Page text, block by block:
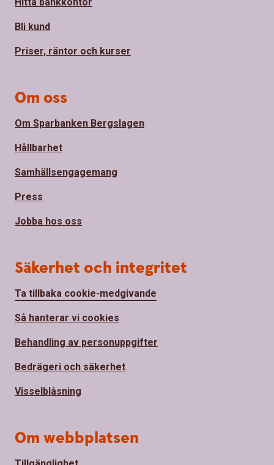
Bli kund
Priser, räntor och kurser
Om oss
Om Sparbanken Bergslagen
Hållbarhet
Samhällsengagemang
Press
Jobba hos oss
Säkerhet och integritet
Ta tillbaka cookie-medgivande
Så hanterar vi cookies
Behandling av personuppgifter
Bedrägeri och säkerhet
Visselblåsning
Om webbplatsen